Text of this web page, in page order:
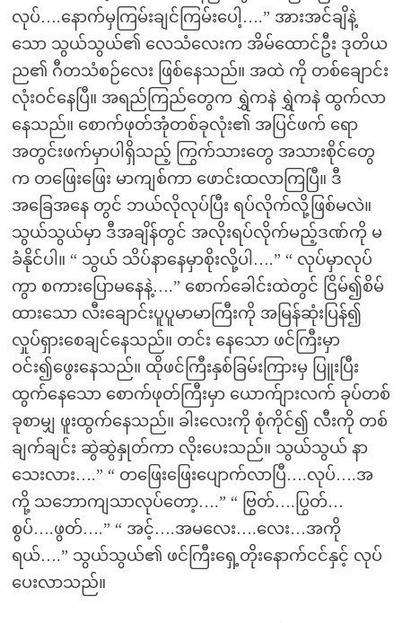
လုပ်….နောက်မှကြမ်းချင်ကြမ်းပေါ့….” အားအင်ချိနဲ့
သော သွယ်သွယ်၏ လေသံလေးက အိမ်ထောင်ဦး ဒုတိယ
ည၏ ဂီတသံစဉ်လေး ဖြစ်နေသည်။ အထဲ ကို တစ်ချောင်း
လုံးဝင်နေပြီ။ အရည်ကြည်တွေက ရွှဲကနဲ ရွှဲကနဲ ထွက်လာ
နေသည်။ စောက်ဖုတ်အုံတစ်ခုလုံး၏ အပြင်ဖက် ရော
အတွင်းဖက်မှာပါရှိသည့် ကြွက်သားတွေ အသားစိုင်တွေ
က တဖြေးဖြေး မာကျစ်ကာ ဖောင်းထလာကြပြီ။ ဒီ
အခြေအနေ တွင် ဘယ်လိုလုပ်ပြီး ရပ်လိုက်လို့ဖြစ်မလဲ။
သွယ်သွယ်မှာ ဒီအချိန်တွင် အလိုးရပ်လိုက်မည့်ဒဏ်ကို မ
ခံနိုင်ပါ။ “ သွယ် သိပ်နာနေမှာစိုးလို့ပါ….” “ လုပ်မှာလုပ်
ကွာ စကားပြောမနေနဲ့….” စောက်ခေါင်းထဲတွင် ငြိမ်၍စိမ်
ထားသော လီးချောင်းပူပူမာမာကြီးကို အမြန်ဆုံးပြန်၍
လှုပ်ရှားစေချင်နေသည်။ တင်း နေသော ဖင်ကြီးမှာ
ဝင်း၍ဖွေးနေသည်။ ထိုဖင်ကြီးနှစ်ခြမ်းကြားမှ ပြူးပြီး
ထွက်နေသော စောက်ဖုတ်ကြီးမှာ ယောက်ျားလက် ခုပ်တစ်
ခုစာမျှ ဖူးထွက်နေသည်။ ခါးလေးကို စုံကိုင်၍ လီးကို တစ်
ချက်ချင်း ဆွဲဆွဲနှုတ်ကာ လိုးပေးသည်။ သွယ်သွယ် နာ
သေးလား….” “ တဖြေးဖြေးပျောက်လာပြီ….လုပ်….အ
ကို့ သဘောကျသာလုပ်တော့….” “ ဗြွတ်….ပြွတ်…
စွပ်….ဖွတ်….” “ အင့်….အမလေး….လေး…အကို
ရယ်….” သွယ်သွယ်၏ ဖင်ကြီးရှေ့တိုးနောက်ငင်နှင့် လုပ်
ပေးလာသည်။